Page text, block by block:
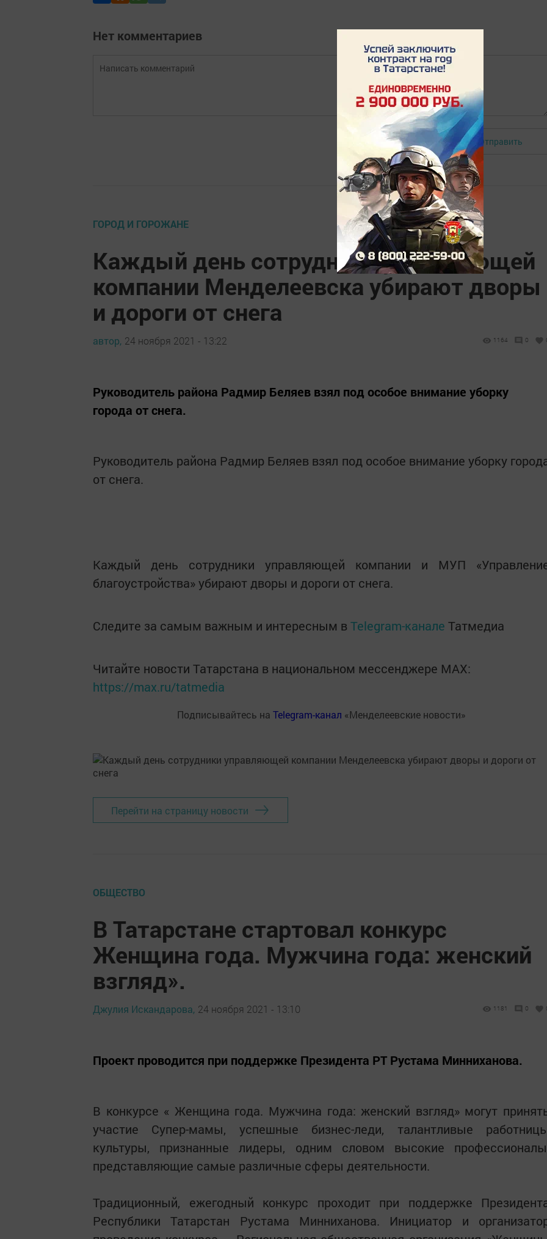
Нет комментариев
Авторизоваться Отправить
ГОРОД И ГОРОЖАНЕ
Каждый день сотрудники управляющей
компании Менделеевска убирают дворы
и дороги от снега
автор, 24 ноября 2021 - 13:22 1164 0
Руководитель района Радмир Беляев взял под особое внимание уборку
города от снега.
Руководитель района Радмир Беляев взял под особое внимание уборку
от снега.
Каждый день сотрудники управляющей компании и МУП
благоустройства» убирают дворы и дороги от снега.
Следите за самым важным и интересным в Telegram-канале Татмедиа
Читайте новости Татарстана в национальном мессенджере MАХ:
https://max.ru/tatmedia
Подписывайтесь на Telegram-канал «Менделеевские новости»
Перейти на страницу новости
ОБЩЕСТВО
В Татарстане стартовал конкурс
Женщина года. Мужчина года: женский
взгляд».
Джулия Искандарова, 24 ноября 2021 - 13:10 1181 0
Проект проводится при поддержке Президента РТ Рустама Минниханова.
В конкурсе « Женщина года. Мужчина года: женский взгляд» могут
участие Супер-мамы, успешные бизнес-леди, талантливые
культуры, признанные лидеры, одним словом высокие
представляющие самые различные сферы деятельности.
Традиционный, ежегодный конкурс проходит при поддержке
Республики Татарстан Рустама Минниханова. Инициатор и